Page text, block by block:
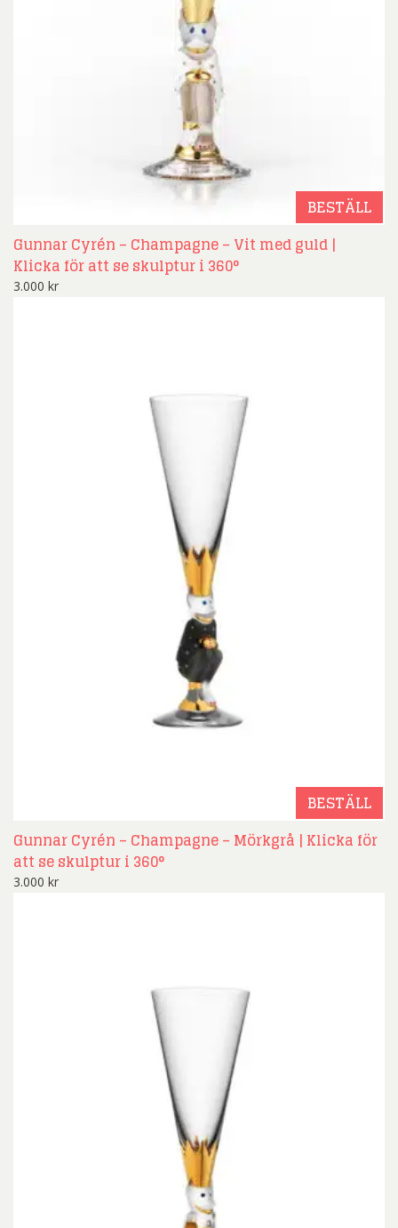
BESTÄLL
Gunnar Cyrén – Champagne – Vit med guld |
Klicka för att se skulptur i 360°
3.000 kr
BESTÄLL
Gunnar Cyrén – Champagne – Mörkgrå | Klicka för
att se skulptur i 360°
3.000 kr